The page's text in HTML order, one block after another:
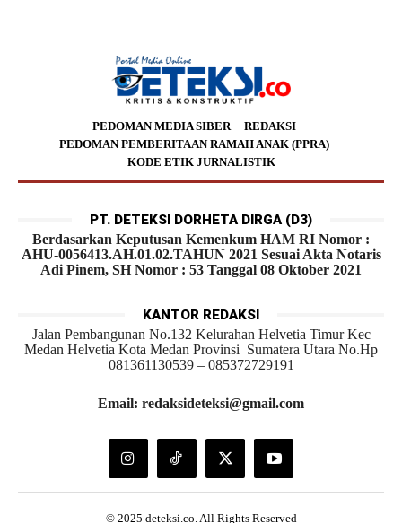
PEDOMAN MEDIA SIBER
REDAKSI
PEDOMAN PEMBERITAAN RAMAH ANAK (PPRA)
KODE ETIK JURNALISTIK
PT. DETEKSI DORHETA DIRGA (D3)
Berdasarkan Keputusan Kemenkum HAM RI Nomor :
AHU-0056413.AH.01.02.TAHUN 2021 Sesuai Akta Notaris
Adi Pinem, SH Nomor : 53 Tanggal 08 Oktober 2021
KANTOR REDAKSI
Jalan Pembangunan No.132 Kelurahan Helvetia Timur Kec
Medan Helvetia Kota Medan Provinsi Sumatera Utara No.Hp
081361130539 – 085372729191
Email: redaksideteksi@gmail.com
© 2025 deteksi.co. All Rights Reserved